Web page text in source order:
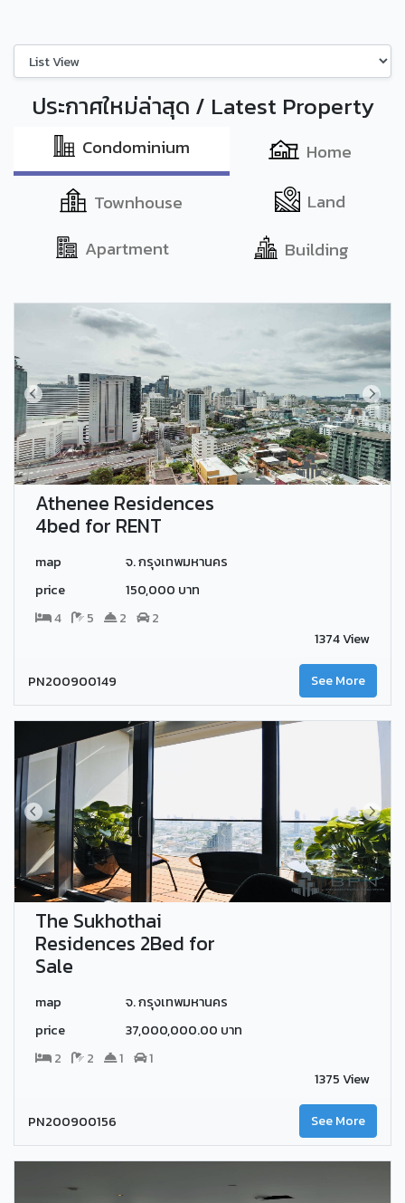
ประกาศใหม่ล่าสุด / Latest Property
Condominium
Home
Townhouse
Land
Apartment
Building
Athenee Residences
4bed for RENT
map
จ. กรุงเทพมหานคร
price
150,000 บาท
4
5 2
2
1374 View
PN200900149 See More
The Sukhothai
Residences 2Bed for
Sale
map
จ. กรุงเทพมหานคร
price
37,000,000.00 บาท
2
2 1
1
1375 View
PN200900156 See More